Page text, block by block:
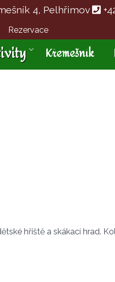
4, Pelhřimov
Rezervace
Křemešník
hřiště a skákací hrad.